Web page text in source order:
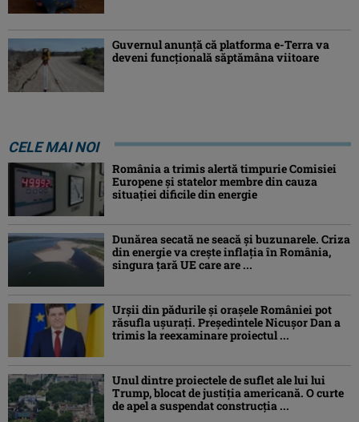
Guvernul anunță că platforma e-Terra va
deveni funcţională săptămâna viitoare
CELE MAI NOI
România a trimis alertă timpurie Comisiei
Europene și statelor membre din cauza
situației dificile din energie
Dunărea secată ne seacă și buzunarele. Criza
din energie va crește inflația în România,
singura țară UE care are ...
Urșii din pădurile și orașele României pot
răsufla ușurați. Președintele Nicușor Dan a
trimis la reexaminare proiectul ...
Unul dintre proiectele de suflet ale lui lui
Trump, blocat de justiția americană. O curte
de apel a suspendat construcția ...